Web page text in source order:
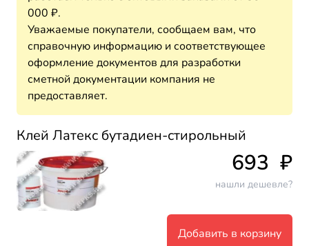
000 ₽.
Уважаемые покупатели, сообщаем вам, что
справочную информацию и соответствующее
оформление документов для разработки
сметной документации компания не
предоставляет.
Клей Латекс бутадиен-стирольный
693 ₽
нашли дешевле?
Добавить в корзину